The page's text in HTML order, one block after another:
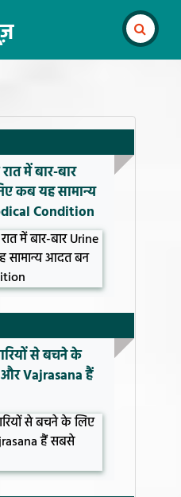
में बार-बार
कब यह सामान्य
Condition
से बचने के
Vajrasana हैं